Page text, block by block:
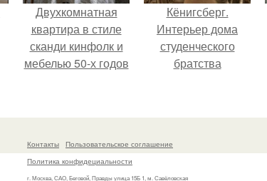
Двухкомнатная
квартира в стиле
сканди кинфолк и
мебелью 50-х годов
Кёнигсберг.
Интерьер дома
студенческого
братства
Контакты
Пользовательское соглашение
Политика конфидециальности
г. Москва, САО, Беговой, Правды улица 15Б 1, м. Савёловская